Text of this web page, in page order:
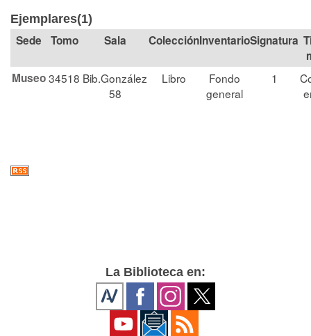
Ejemplares(1)
Tomo Sala Colección Signatura
Museo34518 Bib.González
58
Libro
Fondo
general
1
La Biblioteca en: